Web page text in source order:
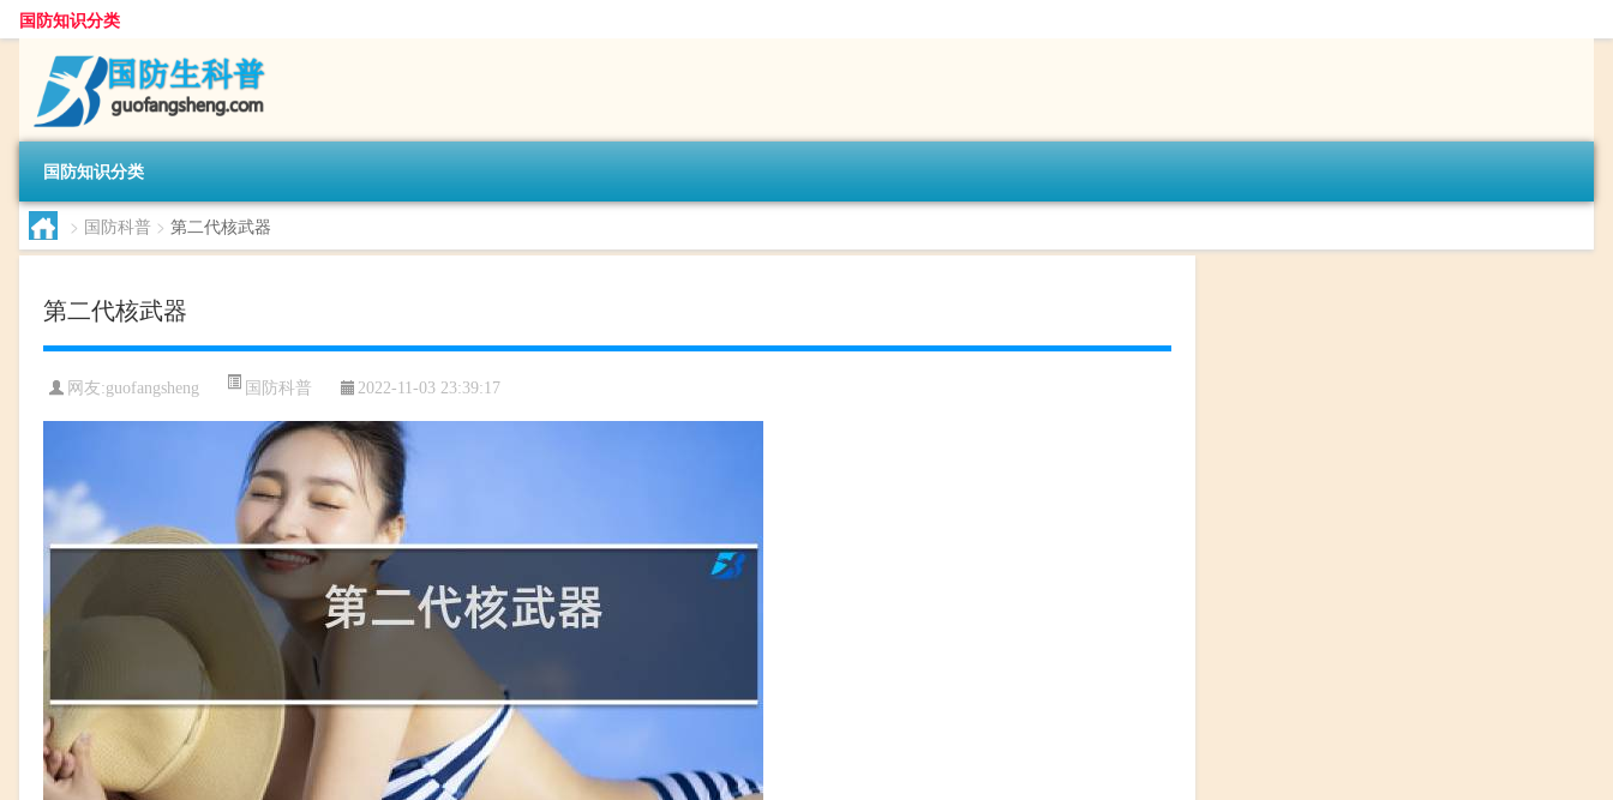
国防知识分类
国防知识分类
> 国防科普 > 第二代核武器
第二代核武器
网友:guofangsheng 国防科普 2022-11-03 23:39:17